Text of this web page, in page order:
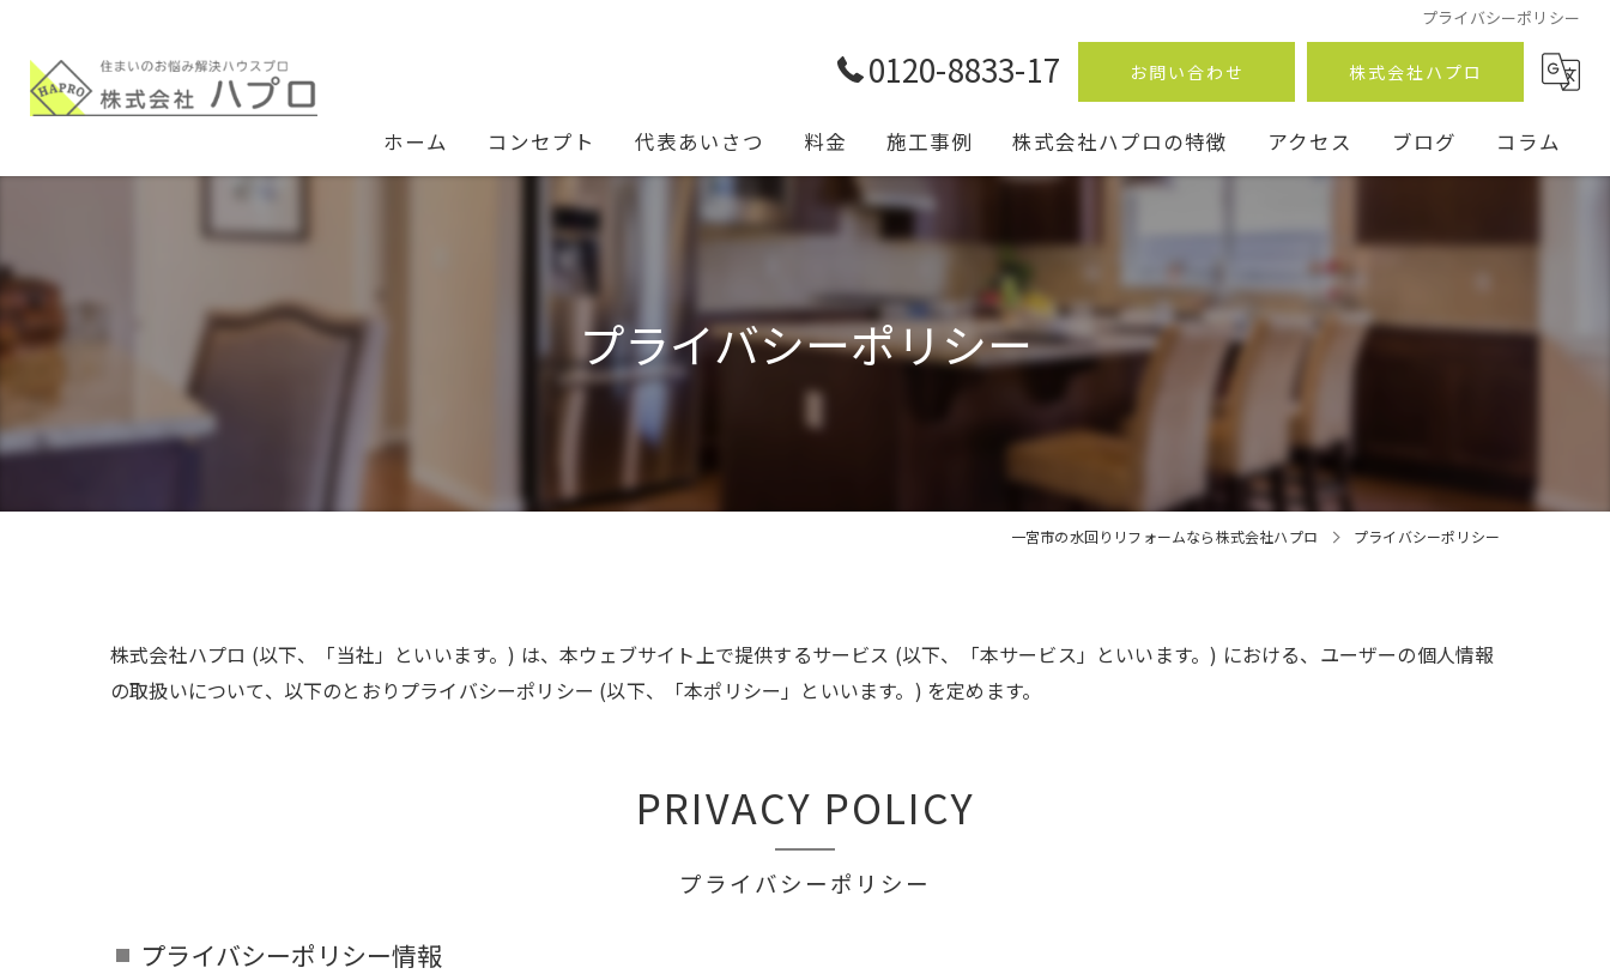
プライバシーポリシー
0120-8833-17 お問い合わせ 株式会社ハプロ
ホーム コンセプト 代表あいさつ 料金 施工事例 株式会社ハプロの特徴
浴室
キッチン
アクセス ブログ コラム
プライバシーポリシー
一宮市の水回りリフォームなら株式会社ハプロ プライバシーポリシー
株式会社ハプロ (以下、「当社」といいます。) は、本ウェブサイト上で提供するサービス (以下、「本サービス」といいます。) における、ユーザーの個人情報
の取扱いについて、以下のとおりプライバシーポリシー (以下、「本ポリシー」といいます。) を定めます。
プライバシーポリシー
PRIVACY POLICY
プライバシーポリシー情報